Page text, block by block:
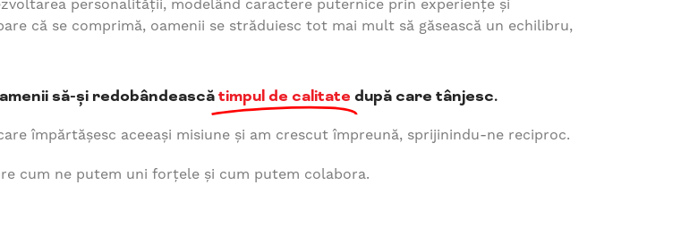
personalității, modelând caractere puternice prin experiențe și
că se comprimă, oamenii se străduiesc tot mai mult să găsească un echilibru,
să-și redobândeascătimpul de calitate după care tânjesc.
împărtășesc aceeași misiune și am crescut împreună, sprijinindu-ne reciproc.
cum ne putem uni forțele și cum putem colabora.